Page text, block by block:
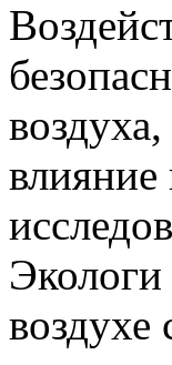
влияние
воздухе